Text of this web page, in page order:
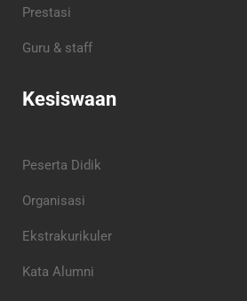
Prestasi
Guru & staff
Kesiswaan
Peserta Didik
Organisasi
Ekstrakurikuler
Kata Alumni